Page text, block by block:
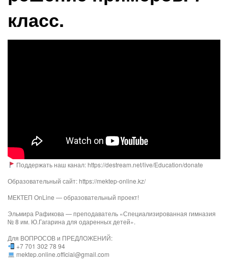
класс.
Поддержать наш канал: https://destream.net/live/Education/donate
Образовательный сайт: https://mektep-online.kz/
МЕКТЕП OnLine — образовательный проект!
Эльмира Рафикова — преподаватель «Специализированная гимназия
№ 8 им. Ю.Гагарина для одаренных детей».
Для ВОПРОСОВ и ПРЕДЛОЖЕНИЙ:
+7 701 302 78 94
mektep.online.official@gmail.com